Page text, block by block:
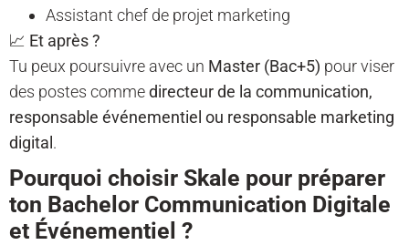
Assistant chef de projet marketing
📈 Et après ?
Tu peux poursuivre avec un Master (Bac+5) pour viser
des postes commedirecteur de la communication,
responsable événementiel ou responsable marketing
digital.
Pourquoi choisir Skale pour préparer
ton Bachelor Communication Digitale
et Événementiel ?